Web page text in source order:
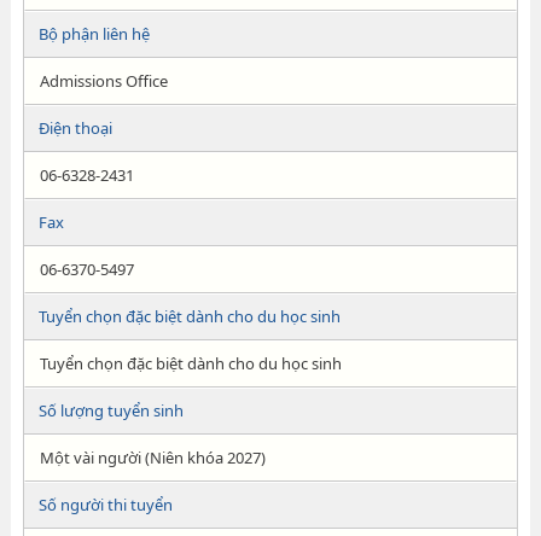
Bộ phận liên hệ
Admissions Office
Điện thoại
06-6328-2431
Fax
06-6370-5497
Tuyển chọn đặc biệt dành cho du học sinh
Tuyển chọn đặc biệt dành cho du học sinh
Số lượng tuyển sinh
Một vài người (Niên khóa 2027)
Số người thi tuyển